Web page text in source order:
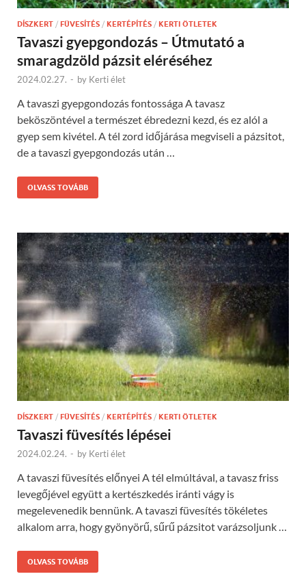
DÍSZKERT / FÜVESÍTÉS / KERTÉPÍTÉS / KERTI ÖTLETEK
Tavaszi gyepgondozás – Útmutató a
smaragdzöld pázsit eléréséhez
2024.02.27. - by Kerti élet
A tavaszi gyepgondozás fontossága A tavasz
beköszöntével a természet ébredezni kezd, és ez alól a
gyep sem kivétel. A tél zord időjárása megviseli a pázsitot,
de a tavaszi gyepgondozás után …
OLVASS TOVÁBB
DÍSZKERT / FÜVESÍTÉS / KERTÉPÍTÉS / KERTI ÖTLETEK
Tavaszi füvesítés lépései
2024.02.24. - by Kerti élet
A tavaszi füvesítés előnyei A tél elmúltával, a tavasz friss
levegőjével együtt a kertészkedés iránti vágy is
megelevenedik bennünk. A tavaszi füvesítés tökéletes
alkalom arra, hogy gyönyörű, sűrű pázsitot varázsoljunk …
OLVASS TOVÁBB